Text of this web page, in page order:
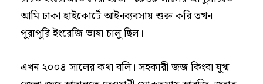
আমি ঢাকা হাইকোর্টে আইনব্যবসায় শুরু করি তখন
পুরাপুরি ইংরেজি ভাষা চালু ছিল।
এখন ২০০৪ সালের কথা বলি। সহকারী জজ কিংবা যুগ্ম